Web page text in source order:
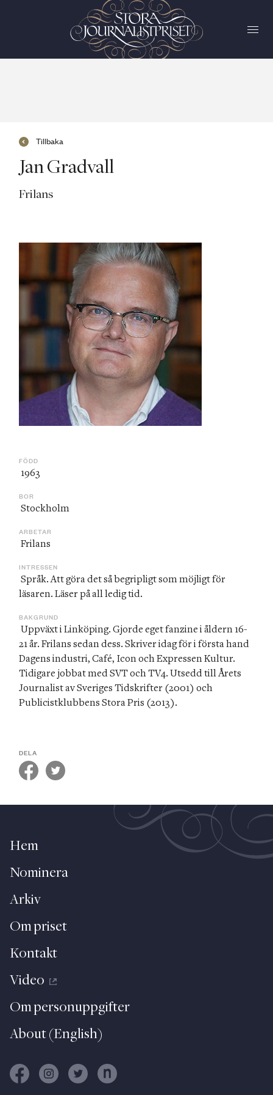
Jan Gradvall
Frilans
FÖDD
1963
BOR
Stockholm
ARBETAR
Frilans
INTRESSEN
Språk. Att göra det så begripligt som möjligt för
läsaren. Läser på all ledig tid.
BAKGRUND
Uppväxt i Linköping. Gjorde eget fanzine i åldern 16-
21 år. Frilans sedan dess. Skriver idag för i första hand
Dagens industri, Café, Icon och Expressen Kultur.
Tidigare jobbat med SVT och TV4. Utsedd till Årets
Journalist av Sveriges Tidskrifter (2001) och
Publicistklubbens Stora Pris (2013).
Tillbaka
DELA
Hem
Nominera
Arkiv
Om priset
Kontakt
Video
Om personuppgifter
About (English)